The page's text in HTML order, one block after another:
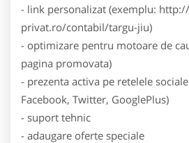
- link personalizat (exemplu:
privat.ro/contabil/targu-jiu)
- optimizare pentru motoare de
pagina promovata)
- prezenta activa pe retelele
Facebook, Twitter, GooglePlus)
- suport tehnic
- adaugare oferte speciale